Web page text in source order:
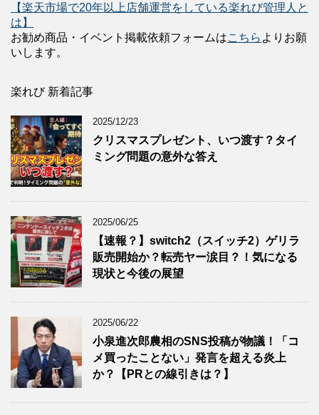
【楽天市場で20年以上店舗運営をしている楽れび管理人と
は】
お勧め商品・イベント掲載依頼フォームはこちら よりお願
いします。
楽れび 新着記事
2025/12/23
クリスマスプレゼント、いつ渡す？タイ
ミング問題の意外な答え
2025/06/25
【速報？】switch2（スイッチ2）ゲリラ
販売開始か？転売ヤー涙目？！気になる
現状と今後の展望
2025/06/22
小泉進次郎農相のSNS投稿が物議！「コ
メ買ったことない」発言を超える炎上
か？【PRとの線引きは？】